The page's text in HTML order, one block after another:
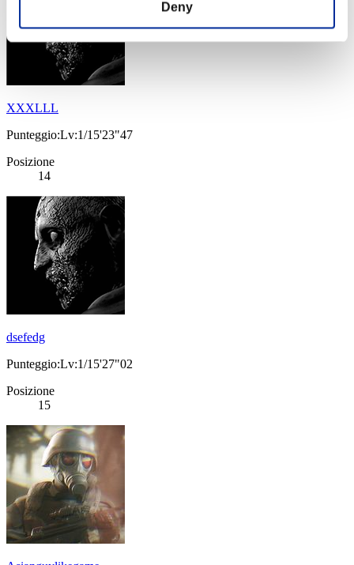
Deny
XXXLLL
Punteggio:Lv:1/15'23"47
Posizione
14
dsefedg
Punteggio:Lv:1/15'27"02
Posizione
15